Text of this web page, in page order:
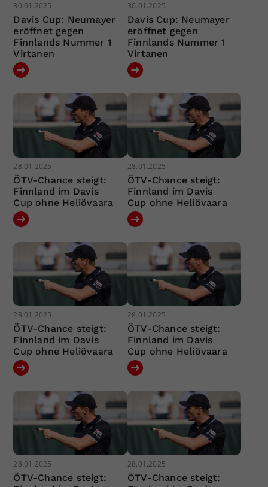
30.01.2025
Davis Cup: Neumayer
eröffnet gegen
Finnlands Nummer 1
Virtanen
30.01.2025
Davis Cup: Neumayer
eröffnet gegen
Finnlands Nummer 1
Virtanen
28.01.2025
ÖTV-Chance steigt:
Finnland im Davis
Cup ohne Heliövaara
28.01.2025
ÖTV-Chance steigt:
Finnland im Davis
Cup ohne Heliövaara
28.01.2025
ÖTV-Chance steigt:
Finnland im Davis
Cup ohne Heliövaara
28.01.2025
ÖTV-Chance steigt:
Finnland im Davis
Cup ohne Heliövaara
28.01.2025
ÖTV-Chance steigt:
28.01.2025
ÖTV-Chance steigt: